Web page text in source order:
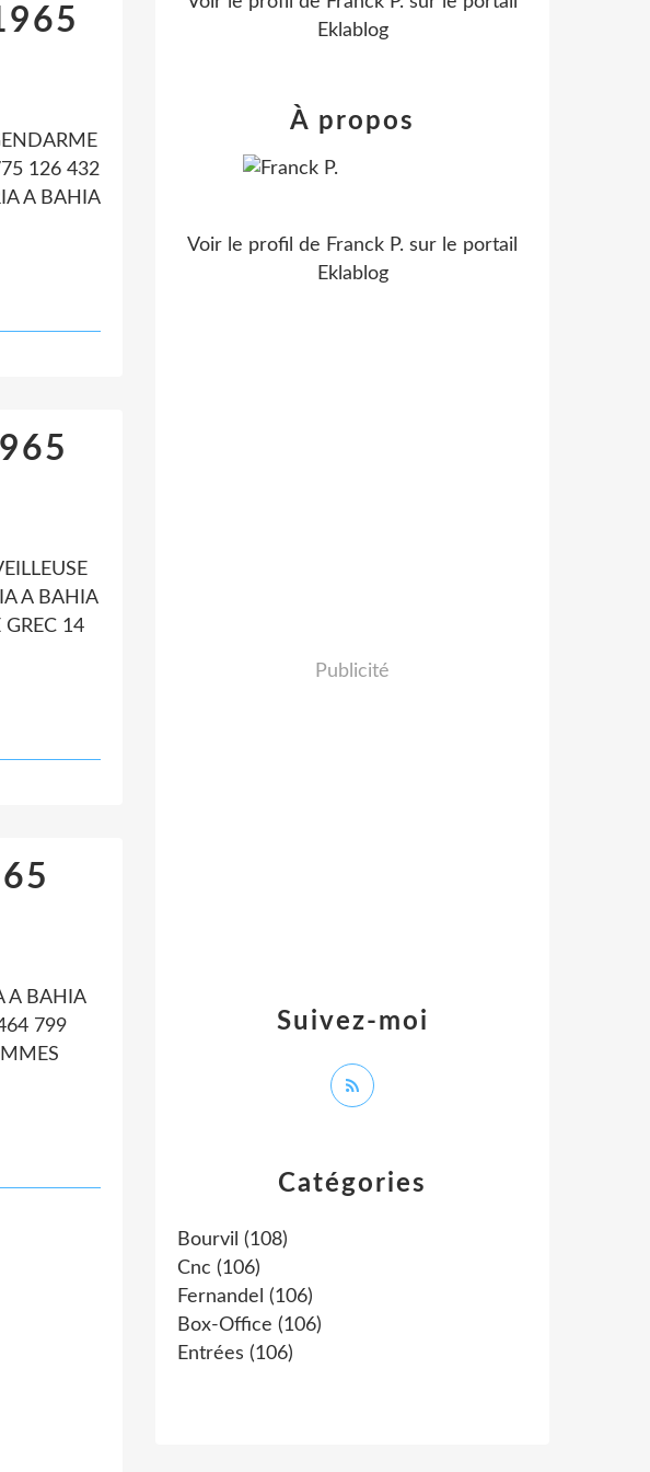
126 432
A BAHIA
A BAHIA
14
A BAHIA
799
Catégories
Bourvil (108)
Cnc (106)
Fernandel (106)
Box-Office (106)
Entrées (106)
Eklablog
Suivez-moi
À propos
Voir le profil de Franck P. sur le portail
Eklablog
Publicité